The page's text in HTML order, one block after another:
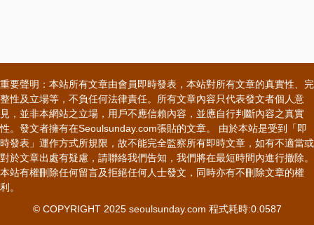
重要聲明：本站所有文章由會員即時發表，本站對所有文章的真實性、完
整性及立場等，不負任何法律責任。所有文章內容只代表發文者個人意
見，並非本網站之立場，用戶不應信賴內容，並應自行判斷內容之真實
性。發文者擁有在Seoulsunday.com張貼的文章。 由於本站是受到「即
時發表」運作方式所規限，故不能完全監察所有即時文章，如有不適當或
對於文章出處有疑慮，請聯絡我們告知，我們將在最短時間內進行撤除。
本站有權刪除任何留言及拒絕任何人士發文，同時亦有不刪除文章的權
利。
© COPYRIGHT 2025 seoulsunday.com 程式耗時:0.0587